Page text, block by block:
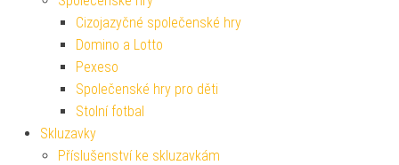
Cizojazyčné společenské hry
Domino a Lotto
Pexeso
Společenské hry pro děti
Stolní fotbal
Skluzavky
Příslušenství ke skluzavkám